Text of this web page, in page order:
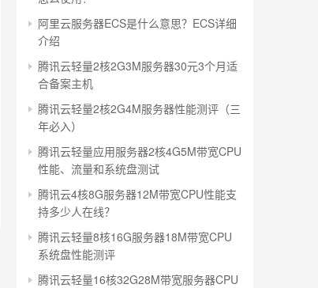
阿里云服务器ECS是什么意思？ECS详细
介绍
腾讯云轻量2核2G3M服务器30元3个月适
合备案主机
腾讯云轻量2核2G4M服务器性能测评（三
年必入）
腾讯云轻量应用服务器2核4G5M带宽CPU
性能、流量和系统盘测试
腾讯云4核8G服务器12M带宽CPU性能支
持多少人在线？
腾讯云轻量8核16G服务器18M带宽CPU
系统盘性能测评
腾讯云轻量16核32G28M带宽服务器CPU